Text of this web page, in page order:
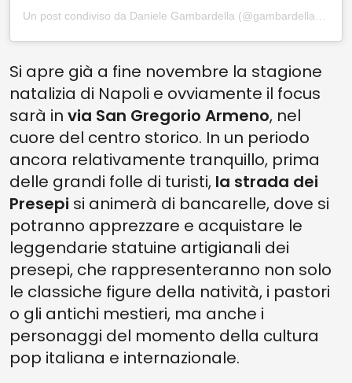
Si apre già a fine novembre la stagione
natalizia di Napoli e ovviamente il focus
sarà in via San Gregorio Armeno, nel
cuore del centro storico. In un periodo
ancora relativamente tranquillo, prima
delle grandi folle di turisti, la strada dei
Presepi si animerà di bancarelle, dove si
potranno apprezzare e acquistare le
leggendarie statuine artigianali dei
presepi, che rappresenteranno non solo
le classiche figure della natività, i pastori
o gli antichi mestieri, ma anche i
personaggi del momento della cultura
pop italiana e internazionale.